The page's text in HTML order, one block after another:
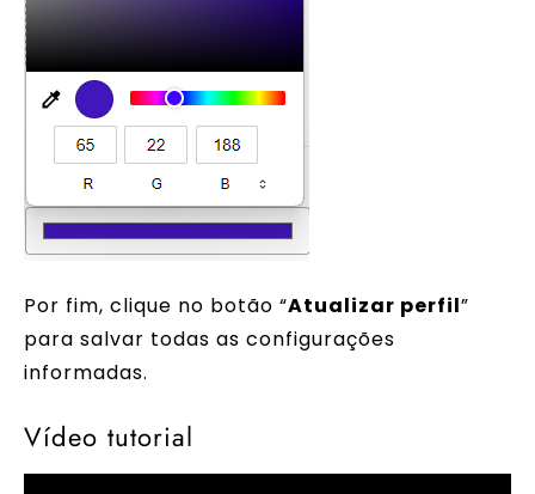
Por fim, clique no botão “Atualizar perfil”
para salvar todas as configurações
informadas.
Vídeo tutorial